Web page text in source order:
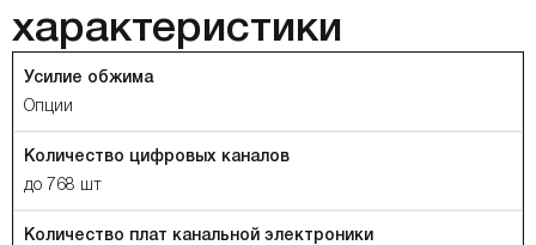
характеристики
Усилие обжима
Опции
Количество цифровых каналов
до 768 шт
Количество плат канальной электроники